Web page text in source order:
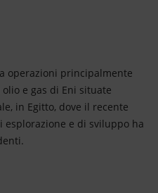
operazioni principalmente
e gas di Eni situate
in Egitto, dove il recente
esplorazione e di sviluppo ha